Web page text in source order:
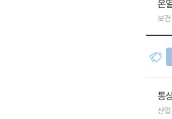
온
보
통
산